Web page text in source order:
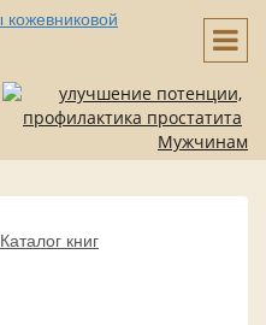
Мужчинам
Каталог книг